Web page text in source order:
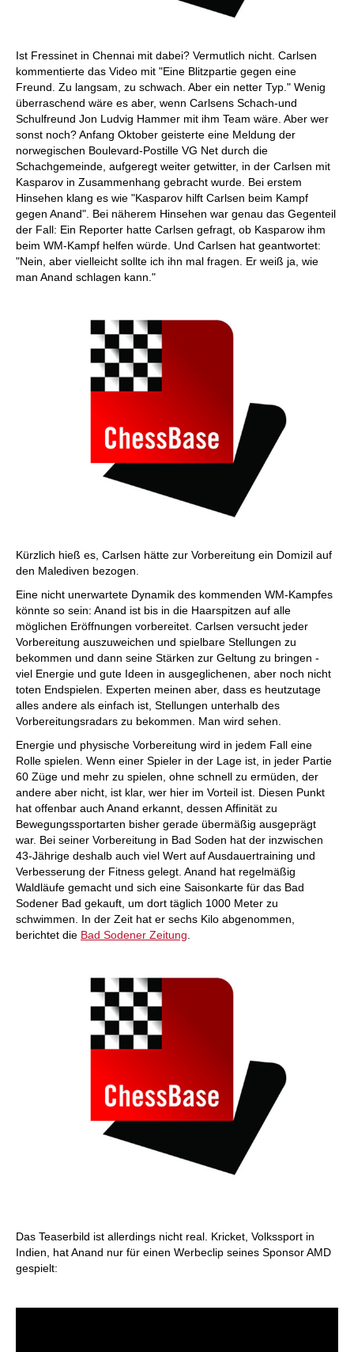
Ist Fressinet in Chennai mit dabei? Vermutlich nicht. Carlsen
kommentierte das Video mit "Eine Blitzpartie gegen eine
Freund. Zu langsam, zu schwach. Aber ein netter Typ." Wenig
überraschend wäre es aber, wenn Carlsens Schach-und
Schulfreund Jon Ludvig Hammer mit ihm Team wäre. Aber wer
sonst noch? Anfang Oktober geisterte eine Meldung der
norwegischen Boulevard-Postille VG Net durch die
Schachgemeinde, aufgeregt weiter getwitter, in der Carlsen mit
Kasparov in Zusammenhang gebracht wurde. Bei erstem
Hinsehen klang es wie "Kasparov hilft Carlsen beim Kampf
gegen Anand". Bei näherem Hinsehen war genau das Gegenteil
der Fall: Ein Reporter hatte Carlsen gefragt, ob Kasparow ihm
beim WM-Kampf helfen würde. Und Carlsen hat geantwortet:
"Nein, aber vielleicht sollte ich ihn mal fragen. Er weiß ja, wie
man Anand schlagen kann."
Kürzlich hieß es, Carlsen hätte zur Vorbereitung ein Domizil auf
den Malediven bezogen.
Eine nicht unerwartete Dynamik des kommenden WM-Kampfes
könnte so sein: Anand ist bis in die Haarspitzen auf alle
möglichen Eröffnungen vorbereitet. Carlsen versucht jeder
Vorbereitung auszuweichen und spielbare Stellungen zu
bekommen und dann seine Stärken zur Geltung zu bringen -
viel Energie und gute Ideen in ausgeglichenen, aber noch nicht
toten Endspielen. Experten meinen aber, dass es heutzutage
alles andere als einfach ist, Stellungen unterhalb des
Vorbereitungsradars zu bekommen. Man wird sehen.
Energie und physische Vorbereitung wird in jedem Fall eine
Rolle spielen. Wenn einer Spieler in der Lage ist, in jeder Partie
60 Züge und mehr zu spielen, ohne schnell zu ermüden, der
andere aber nicht, ist klar, wer hier im Vorteil ist. Diesen Punkt
hat offenbar auch Anand erkannt, dessen Affinität zu
Bewegungssportarten bisher gerade übermäßig ausgeprägt
war. Bei seiner Vorbereitung in Bad Soden hat der inzwischen
43-Jährige deshalb auch viel Wert auf Ausdauertraining und
Verbesserung der Fitness gelegt. Anand hat regelmäßig
Waldläufe gemacht und sich eine Saisonkarte für das Bad
Sodener Bad gekauft, um dort täglich 1000 Meter zu
schwimmen. In der Zeit hat er sechs Kilo abgenommen,
berichtet die Bad Sodener Zeitung
Das Teaserbild ist allerdings nicht real. Kricket, Volkssport in
Indien, hat Anand nur für einen Werbeclip seines Sponsor AMD
gespielt: